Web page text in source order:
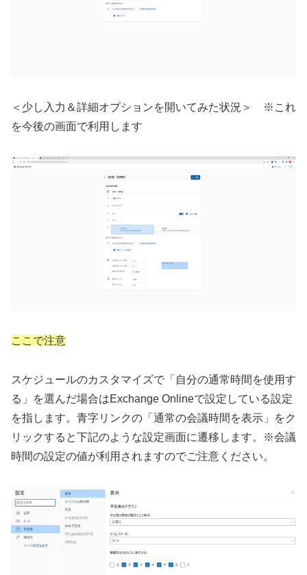
＜少し入力＆詳細オプションを開いてみた状況＞ ※これ
を今後の画面で利用します
ここで注意
スケジュールのカスタマイズで「自分の通常時間を使用す
る」を選んだ場合はExchange Onlineで設定している設定
を指します。青字リンクの「通常の会議時間を表示」をク
リックすると下記のような設定画面に遷移します。※会議
時間の設定の値が利用されますのでご注意ください。